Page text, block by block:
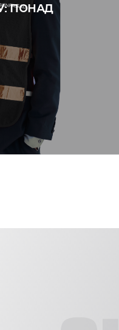
ПОНАД